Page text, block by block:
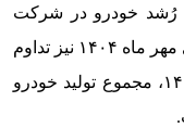
رُشد خودرو در شرکت
سازه های خودرو دیار در سال جاری، برای مهر ماه ۱۴۰۴ نیز تداوم
یافته تا آنجا که برای هفت ماه نخست ۱۴۰۴، مجموع تولید خودرو